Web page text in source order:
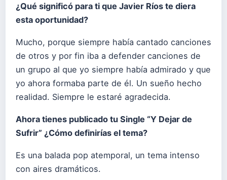
¿Qué significó para ti que Javier Ríos te diera
esta oportunidad?
Mucho, porque siempre había cantado canciones
de otros y por fin iba a defender canciones de
un grupo al que yo siempre había admirado y que
yo ahora formaba parte de él. Un sueño hecho
realidad. Siempre le estaré agradecida.
Ahora tienes publicado tu Single “Y Dejar de
Sufrir” ¿Cómo definirías el tema?
Es una balada pop atemporal, un tema intenso
con aires dramáticos.